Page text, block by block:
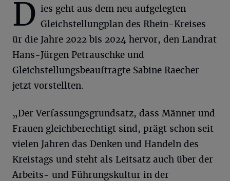
D ies geht aus dem neu aufgelegten
Gleichstellungplan des Rhein-Kreises
ür die Jahre 2022 bis 2024 hervor, den Landrat
Hans-Jürgen Petrauschke und
Gleichstellungsbeauftragte Sabine Raecher
jetzt vorstellten.
„Der Verfassungsgrundsatz, dass Männer und
Frauen gleichberechtigt sind, prägt schon seit
vielen Jahren das Denken und Handeln des
Kreistags und steht als Leitsatz auch über der
Arbeits- und Führungskultur in der